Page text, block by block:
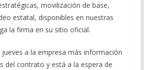
movilización de base,
estatal, disponibles en nuestras
la firma en su sitio oficial.
a la empresa más información
del contrato y está a la espera de